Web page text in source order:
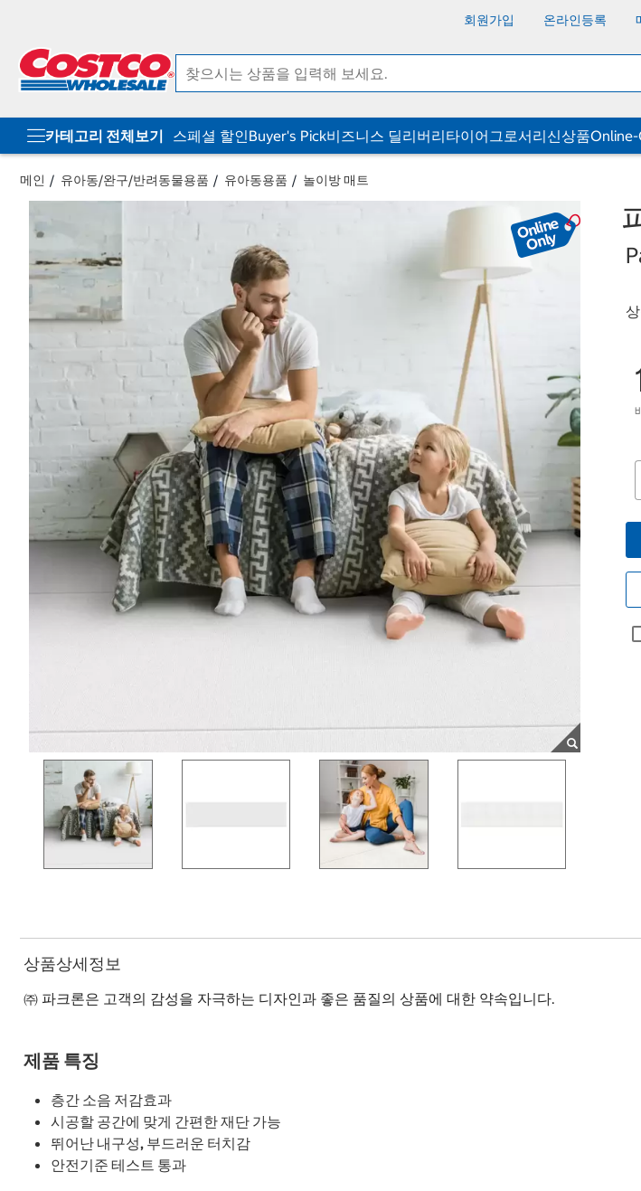
회원가입 온라인등록
카테고리 전체보기 스페셜 할인Buyer's Pick비즈니스 딜리버리타이어그로서리신상품
메인 유아동/완구/반려동물용품 유아동용품 놀이방 매트
상품상세정보
㈜ 파크론은 고객의 감성을 자극하는 디자인과 좋은 품질의 상품에 대한 약속입니다.
제품 특징
층간 소음 저감효과
시공할 공간에 맞게 간편한 재단 가능
뛰어난 내구성, 부드러운 터치감
안전기준 테스트 통과